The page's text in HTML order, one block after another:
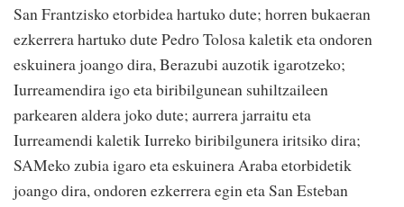
San Frantzisko etorbidea hartuko dute; horren bukaeran
ezkerrera hartuko dute Pedro Tolosa kaletik eta ondoren
eskuinera joango dira, Berazubi auzotik igarotzeko;
Iurreamendira igo eta biribilgunean suhiltzaileen
parkearen aldera joko dute; aurrera jarraitu eta
Iurreamendi kaletik Iurreko biribilgunera iritsiko dira;
SAMeko zubia igaro eta eskuinera Araba etorbidetik
joango dira, ondoren ezkerrera egin eta San Esteban